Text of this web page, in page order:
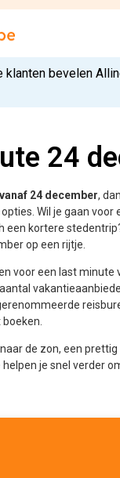
klanten bevelen
24
24 december,
Wil je gaan voor
een kortere
op een rijtje.
voor een last minute
de zon, een
je snel verder